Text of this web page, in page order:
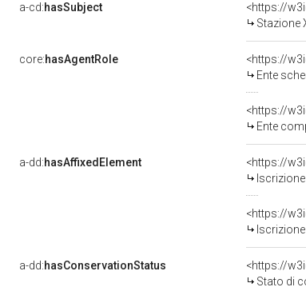
a-cd:hasSubject
<https://
Stazione
core:hasAgentRole
<https://
Ente
<https://
Ente
a-dd:hasAffixedElement
<https://
<https://
a-dd:hasConservationStatus
<https://
Stato di